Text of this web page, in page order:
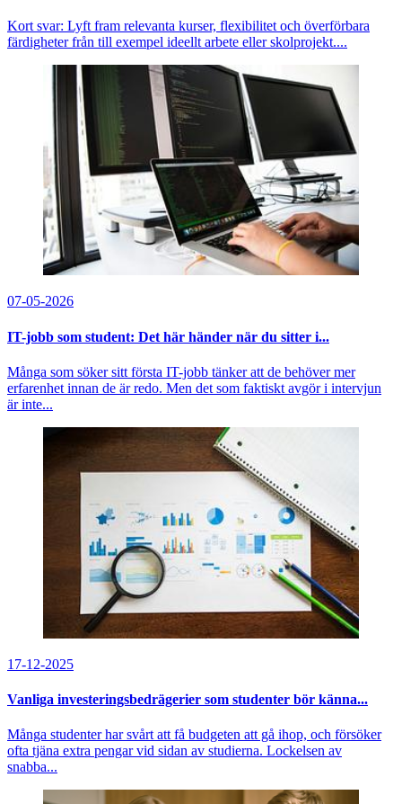
Kort svar: Lyft fram relevanta kurser, flexibilitet och överförbara
färdigheter från till exempel ideellt arbete eller skolprojekt....
07-05-2026
IT-jobb som student: Det här händer när du sitter i...
Många som söker sitt första IT-jobb tänker att de behöver mer
erfarenhet innan de är redo. Men det som faktiskt avgör i intervjun
är inte...
17-12-2025
Vanliga investeringsbedrägerier som studenter bör känna...
Många studenter har svårt att få budgeten att gå ihop, och försöker
ofta tjäna extra pengar vid sidan av studierna. Lockelsen av
snabba...